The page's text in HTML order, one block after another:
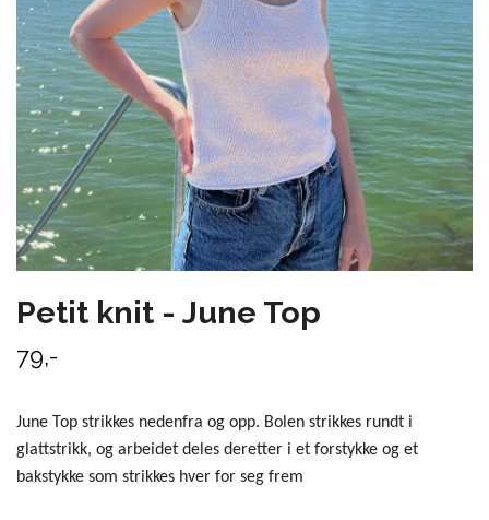
Petit knit - June Top
79,-
June Top strikkes nedenfra og opp. Bolen strikkes rundt i
glattstrikk, og arbeidet deles deretter i et forstykke og et
bakstykke som strikkes hver for seg frem